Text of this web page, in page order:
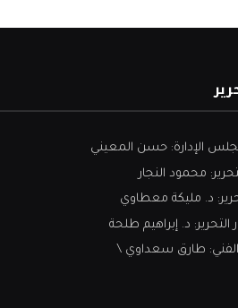
الإدارة: حسن المعيني
محمود النجار
د. مليكة معطاوي
د. إبراهيم طلحة
الفني: طارق سعداوي \